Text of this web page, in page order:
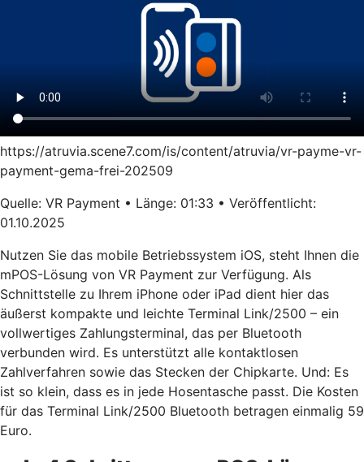
https://atruvia.scene7.com/is/content/atruvia/vr-payme-vr-
payment-gema-frei-202509
Quelle: VR Payment • Länge: 01:33 • Veröffentlicht:
01.10.2025
Nutzen Sie das mobile Betriebssystem iOS, steht Ihnen die
mPOS-Lösung von VR Payment zur Verfügung. Als
Schnittstelle zu Ihrem iPhone oder iPad dient hier das
äußerst kompakte und leichte Terminal Link/2500 – ein
vollwertiges Zahlungsterminal, das per Bluetooth
verbunden wird. Es unterstützt alle kontaktlosen
Zahlverfahren sowie das Stecken der Chipkarte. Und: Es
ist so klein, dass es in jede Hosentasche passt. Die Kosten
für das Terminal Link/2500 Bluetooth betragen einmalig 59
Euro.